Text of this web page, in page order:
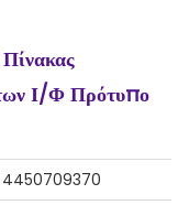
Ι/Φ Πρότυπο